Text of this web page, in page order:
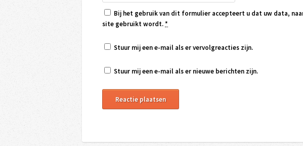
Bij het gebruik van dit formulier accepteert u dat uw data,
site gebruikt wordt.*
Stuur mij een e-mail als er vervolgreacties zijn.
Stuur mij een e-mail als er nieuwe berichten zijn.